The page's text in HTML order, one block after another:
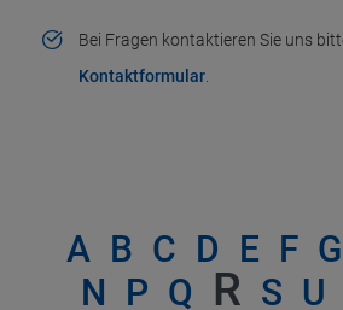
Bei Fragen kontaktieren Sie uns
Kontaktformular
A B C D E F G
N P Q R S U